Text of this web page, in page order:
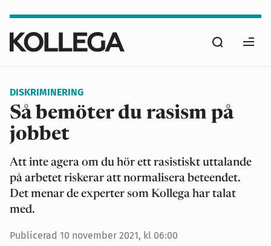
huvudinnehåll
Sök
DISKRIMINERING
Så bemöter du rasism på
jobbet
Att inte agera om du hör ett rasistiskt uttalande
på arbetet riskerar att normalisera beteendet.
Det menar de experter som Kollega har talat
med.
Publicerad 10 november 2021, kl 06:00